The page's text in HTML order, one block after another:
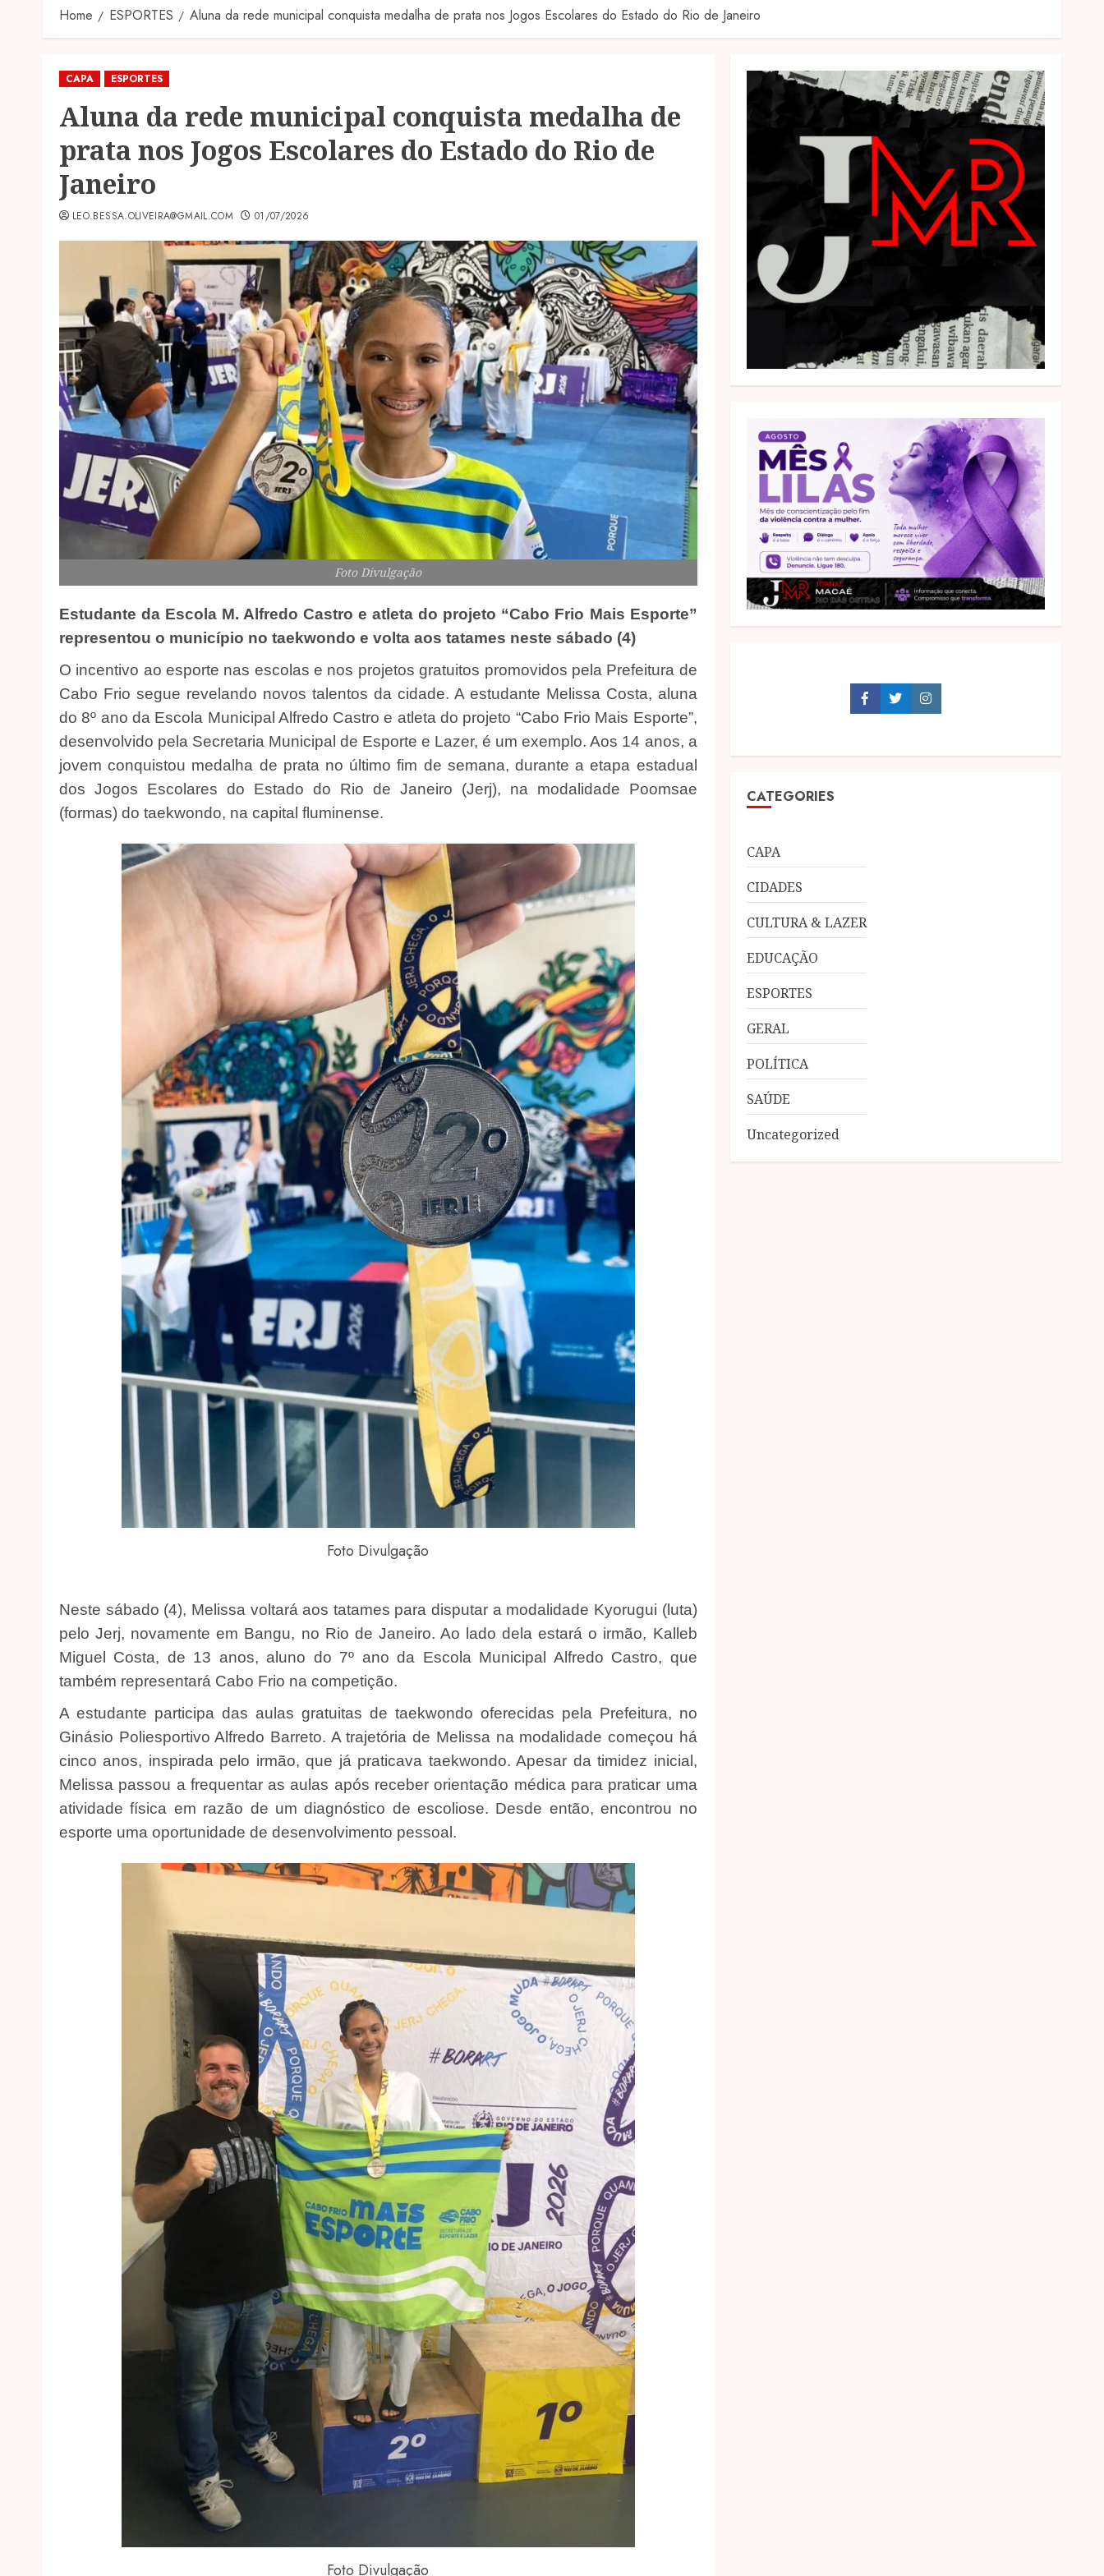
Home ESPORTES Aluna da rede municipal conquista medalha de prata nos Jogos Escolares do Estado do Rio de Janeiro
CAPA ESPORTES
Aluna da rede municipal conquista medalha de
prata nos Jogos Escolares do Estado do Rio de
Janeiro
LEO.BESSA.OLIVEIRA@GMAIL.COM 01/07/2026
Foto Divulgação
Estudante da Escola M. Alfredo Castro e atleta do projeto “Cabo Frio Mais Esporte”
representou o município no taekwondo e volta aos tatames neste sábado (4)
O incentivo ao esporte nas escolas e nos projetos gratuitos promovidos pela Prefeitura de
Cabo Frio segue revelando novos talentos da cidade. A estudante Melissa Costa, aluna
do 8º ano da Escola Municipal Alfredo Castro e atleta do projeto “Cabo Frio Mais Esporte”,
desenvolvido pela Secretaria Municipal de Esporte e Lazer, é um exemplo. Aos 14 anos, a
jovem conquistou medalha de prata no último fim de semana, durante a etapa estadual
dos Jogos Escolares do Estado do Rio de Janeiro (Jerj), na modalidade Poomsae
(formas) do taekwondo, na capital fluminense.
Foto Divulgação
Neste sábado (4), Melissa voltará aos tatames para disputar a modalidade Kyorugui (luta)
pelo Jerj, novamente em Bangu, no Rio de Janeiro. Ao lado dela estará o irmão, Kalleb
Miguel Costa, de 13 anos, aluno do 7º ano da Escola Municipal Alfredo Castro, que
também representará Cabo Frio na competição.
A estudante participa das aulas gratuitas de taekwondo oferecidas pela Prefeitura, no
Ginásio Poliesportivo Alfredo Barreto. A trajetória de Melissa na modalidade começou há
cinco anos, inspirada pelo irmão, que já praticava taekwondo. Apesar da timidez inicial,
Melissa passou a frequentar as aulas após receber orientação médica para praticar uma
atividade física em razão de um diagnóstico de escoliose. Desde então, encontrou no
esporte uma oportunidade de desenvolvimento pessoal.
Foto Divulgação
Facebook
TwitterInstagram
CATEGORIES
CAPA
CIDADES
CULTURA & LAZER
EDUCAÇÃO
ESPORTES
GERAL
POLÍTICA
SAÚDE
Uncategorized